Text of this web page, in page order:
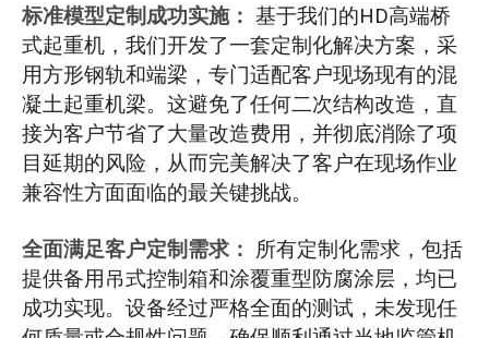
标准模型定制成功实施： 基于我们的HD高端桥
式起重机，我们开发了一套定制化解决方案，采
用方形钢轨和端梁，专门适配客户现场现有的混
凝土起重机梁。这避免了任何二次结构改造，直
接为客户节省了大量改造费用，并彻底消除了项
目延期的风险，从而完美解决了客户在现场作业
兼容性方面面临的最关键挑战。
全面满足客户定制需求： 所有定制化需求，包括
提供备用吊式控制箱和涂覆重型防腐涂层，均已
成功实现。设备经过严格全面的测试，未发现任